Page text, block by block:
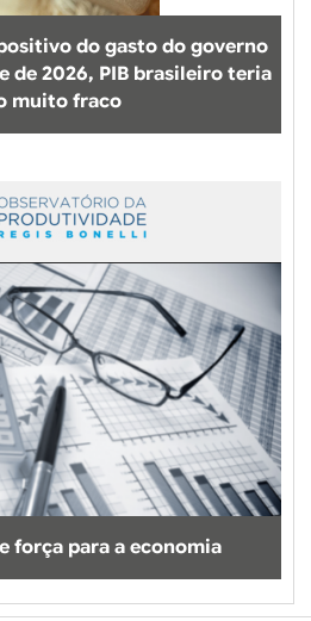
do gasto do governo
de 2026, PIB brasileiro teria
muito fraco
força para a economia